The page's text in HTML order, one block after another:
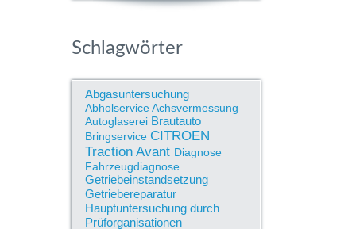
Schlagwörter
Abgasuntersuchung
AbholserviceAchsvermessung
Autoglaserei Brautauto
Bringservice CITROEN
Traction Avant Diagnose
Fahrzeugdiagnose
Getriebeinstandsetzung
Getriebereparatur
Hauptuntersuchung durch
Prüforganisationen